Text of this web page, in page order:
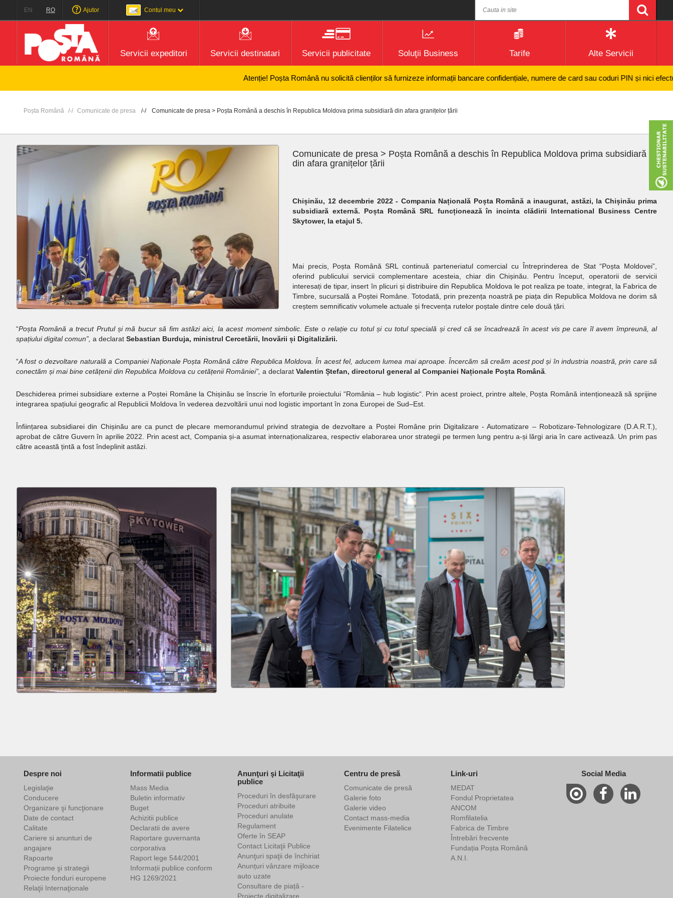
EN RO Ajutor Contul meu
Servicii expeditori Servicii destinatari Servicii publicitate Soluţii Business Tarife Alte Servicii
Atenție! Poșta Română nu solicită clienților să furnizeze informații bancare confidențiale, numere de card sau coduri PIN și nici efectuarea
Poșta Română Comunicate de presa Comunicate de presa > Poșta Română a deschis în Republica Moldova prima subsidiară din afara granițelor țării
Comunicate de presa > Poșta Română a deschis în Republica Moldova prima subsidiară
din afara granițelor țării
Chișinău, 12 decembrie 2022 - Compania Națională Poșta Română a inaugurat, astăzi, la Chișinău prima
subsidiară externă. Poșta Română SRL funcționează în incinta clădirii International Business Centre
Skytower, la etajul 5.
Mai precis, Poșta Română SRL continuă parteneriatul comercial cu Întreprinderea de Stat “Poșta Moldovei”,
oferind publicului servicii complementare acesteia, chiar din Chișinău. Pentru început, operatorii de servicii
interesați de tipar, insert în plicuri și distribuire din Republica Moldova le pot realiza pe toate, integrat, la Fabrica de
Timbre, sucursală a Poștei Române. Totodată, prin prezența noastră pe piața din Republica Moldova ne dorim să
creștem semnificativ volumele actuale și frecvența rutelor poștale dintre cele două țări.
“Poșta Română a trecut Prutul și mă bucur să fim astăzi aici, la acest moment simbolic. Este o relație cu totul și cu totul specială și cred că se încadrează în acest vis pe care îl avem împreună, al
spațiului digital comun”, a declarat Sebastian Burduja, ministrul Cercetării, Inovării și Digitalizării.
“A fost o dezvoltare naturală a Companiei Naționale Poșta Română către Republica Moldova. În acest fel, aducem lumea mai aproape. Încercăm să creăm acest pod și în industria noastră, prin care să
conectăm și mai bine cetățenii din Republica Moldova cu cetățenii României”, a declarat Valentin Ștefan, directorul general al Companiei Naționale Poșta Română
Deschiderea primei subsidiare externe a Poștei Române la Chișinău se înscrie în eforturile proiectului “România – hub logistic“. Prin acest proiect, printre altele, Poșta Română intenționează să sprijine
integrarea spațiului geografic al Republicii Moldova în vederea dezvoltării unui nod logistic important în zona Europei de Sud–Est.
Înființarea subsidiarei din Chișinău are ca punct de plecare memorandumul privind strategia de dezvoltare a Poștei Române prin Digitalizare - Automatizare – Robotizare-Tehnologizare (D.A.R.T.),
aprobat de către Guvern în aprilie 2022. Prin acest act, Compania și-a asumat internaționalizarea, respectiv elaborarea unor strategii pe termen lung pentru a-și lărgi aria în care activează. Un prim pas
către această țintă a fost îndeplinit astăzi.
Despre noi
Legislaţie
Conducere
Organizare şi funcţionare
Date de contact
Calitate
Cariere si anunturi de
angajare
Rapoarte
Programe şi strategii
Proiecte fonduri europene
Relaţii Internaţionale
Informatii publice
Mass Media
Buletin informativ
Buget
Achizitii publice
Declaratii de avere
Raportare guvernanta
corporativa
Raport lege 544/2001
Informații publice conform
HG 1269/2021
Anunţuri şi Licitaţii
publice
Proceduri în desfăşurare
Proceduri atribuite
Proceduri anulate
Regulament
Oferte în SEAP
Contact Licitaţii Publice
Anunţuri spaţii de închiriat
Anunțuri vânzare mijloace
auto uzate
Consultare de piață -
Proiecte digitalizare
Centru de presă
Comunicate de presă
Galerie foto
Galerie video
Contact mass-media
Evenimente Filatelice
Link-uri
MEDAT
Fondul Proprietatea
ANCOM
Romfilatelia
Fabrica de Timbre
Întrebări frecvente
Fundația Poșta Română
A.N.I.
Social Media